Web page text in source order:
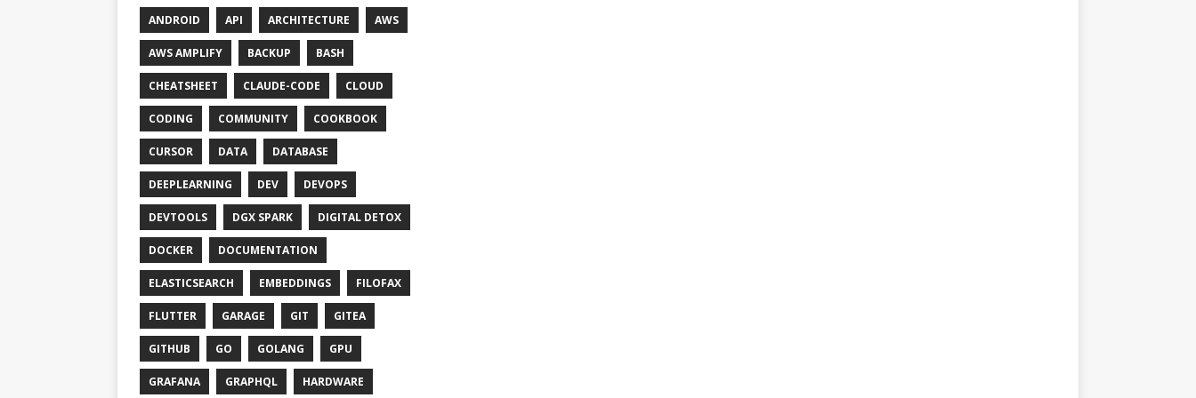
ANDROID API ARCHITECTURE AWS
AWS AMPLIFY BACKUP BASH
CHEATSHEET CLAUDE-CODE CLOUD
CODING COMMUNITY COOKBOOK
CURSOR DATA DATABASE
DEEPLEARNING DEV DEVOPS
DEVTOOLS DGX SPARK DIGITAL DETOX
DOCKER DOCUMENTATION
ELASTICSEARCH EMBEDDINGS FILOFAX
FLUTTER GARAGE GIT GITEA
GITHUB GO GOLANG GPU
GRAFANA GRAPHQL HARDWARE